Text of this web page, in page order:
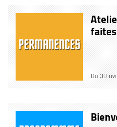
Du 30